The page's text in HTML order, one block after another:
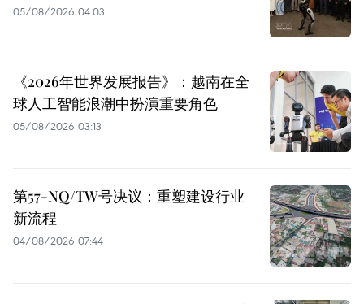
05/08/2026 04:03
《2026年世界发展报告》：越南在全
球人工智能浪潮中扮演重要角色
05/08/2026 03:13
第57-NQ/TW号决议：重塑建设行业
新流程
04/08/2026 07:44